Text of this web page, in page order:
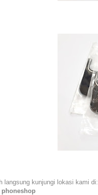
langsung kunjungi lokasi kami di:
phoneshop